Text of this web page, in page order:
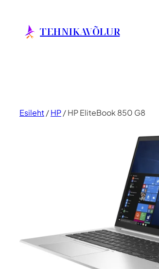
juurde
TEHNIKAVÕLUR
Esileht/HP/ HP EliteBook 850 G8